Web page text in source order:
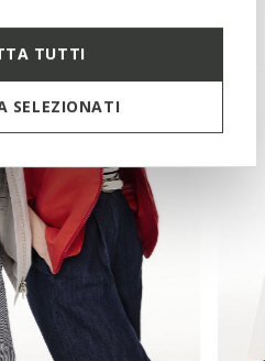
TUTTI
SELEZIONATI